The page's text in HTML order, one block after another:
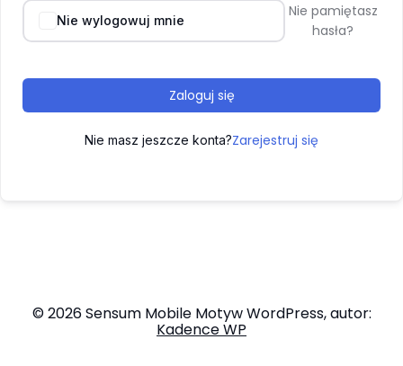
Nie wylogowuj mnie
Nie pamiętasz
hasła?
Zaloguj się
Nie masz jeszcze konta?Zarejestruj się
© 2026 Sensum Mobile Motyw WordPress, autor:
Kadence WP